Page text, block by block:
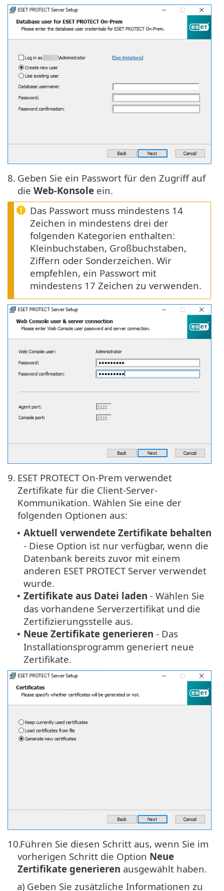
8. Geben Sie ein Passwort für den Zugriff auf
die Web-Konsole ein.
Das Passwort muss mindestens 14
Zeichen in mindestens drei der
folgenden Kategorien enthalten:
Kleinbuchstaben, Großbuchstaben,
Ziffern oder Sonderzeichen. Wir
empfehlen, ein Passwort mit
mindestens 17 Zeichen zu verwenden.
9. ESET PROTECT On-Prem verwendet
Zertifikate für die Client-Server-
Kommunikation. Wählen Sie eine der
folgenden Optionen aus:
• Aktuell verwendete Zertifikate behalten
- Diese Option ist nur verfügbar, wenn die
Datenbank bereits zuvor mit einem
anderen ESET PROTECT Server verwendet
wurde.
• Zertifikate aus Datei laden - Wählen Sie
das vorhandene Serverzertifikat und die
Zertifizierungsstelle aus.
• Neue Zertifikate generieren - Das
Installationsprogramm generiert neue
Zertifikate.
10.Führen Sie diesen Schritt aus, wenn Sie im
vorherigen Schritt die Option Neue
Zertifikate generieren ausgewählt haben.
a) Geben Sie zusätzliche Informationen zu